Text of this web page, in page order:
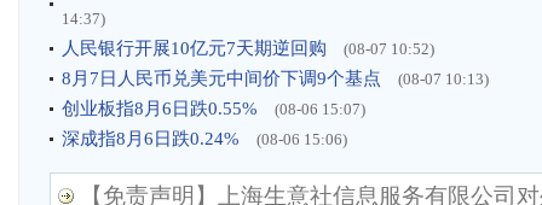
14:37)
人民银行开展10亿元7天期逆回购 (08-07 10:52)
8月7日人民币兑美元中间价下调9个基点 (08-07 10:13)
创业板指8月6日跌0.55% (08-06 15:07)
深成指8月6日跌0.24% (08-06 15:06)
【免责声明】上海生意社信息服务有限公司